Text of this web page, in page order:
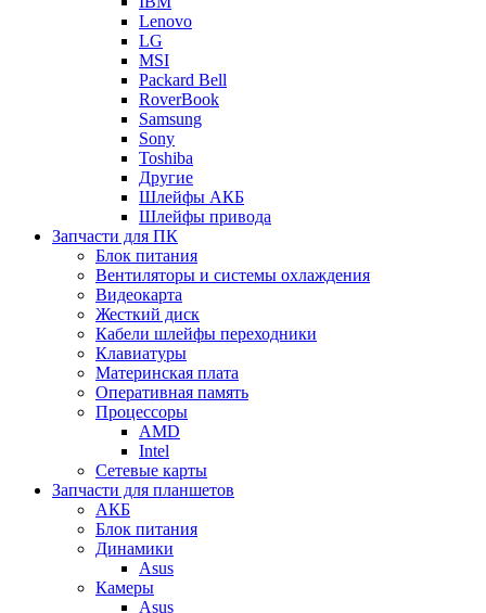
Lenovo
LG
MSI
Packard Bell
RoverBook
Samsung
Sony
Toshiba
Другие
Шлейфы АКБ
Шлейфы привода
Запчасти для ПК
Блок питания
Вентиляторы и системы охлаждения
Видеокарта
Жесткий диск
Кабели шлейфы переходники
Клавиатуры
Материнская плата
Оперативная память
Процессоры
AMD
Intel
Сетевые карты
Запчасти для планшетов
АКБ
Блок питания
Динамики
Asus
Камеры
Asus